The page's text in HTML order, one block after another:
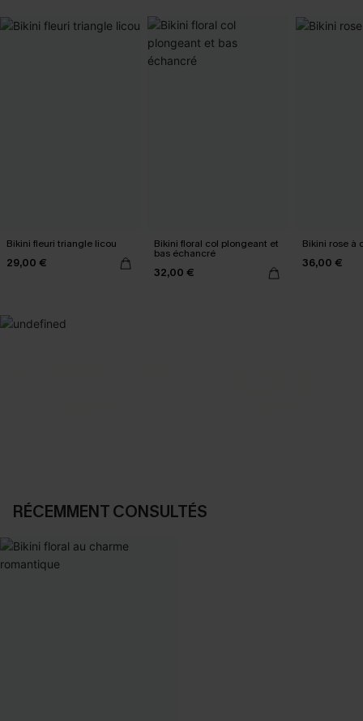
Bikini fleuri triangle licou
29,00 €
Bikini floral col plongeant et
bas échancré
32,00 €
Bikini rose à
36,00 €
RÉCEMMENT CONSULTÉS